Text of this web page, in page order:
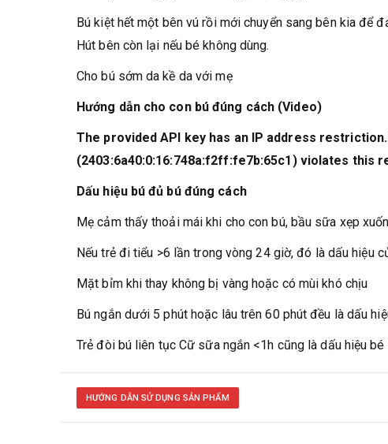
Bú kiệt hết một bên vú rồi mới chuyển sang bên kia để
Hút bên còn lại nếu bé không dùng.
Cho bú sớm da kề da với mẹ
Hướng dẫn cho con bú đúng cách (Video)
The provided API key has an IP address
(2403:6a40:0:16:748a:f2ff:fe7b:65c1) violates this
Dấu hiệu bú đủ bú đúng cách
Mẹ cảm thấy thoải mái khi cho con bú, bầu sữa xẹp
Nếu trẻ đi tiểu >6 lần trong vòng 24 giờ, đó là dấu hiệu
Mặt bỉm khi thay không bị vàng hoặc có mùi khó chịu
Bú ngắn dưới 5 phút hoặc lâu trên 60 phút đều là dấu
Trẻ đòi bú liên tục Cữ sữa ngắn <1h cũng là dấu hiệu
HƯỚNG DẪN SỬ DỤNG SẢN PHẨM